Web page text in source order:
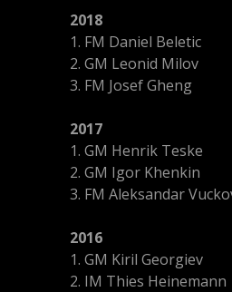
2018
1. FM Daniel Beletic
2. GM Leonid Milov
3. FM Josef Gheng
2017
1. GM Henrik Teske
2. GM Igor Khenkin
3. FM Aleksandar
2016
1. GM Kiril Georgiev
2. IM Thies Heinemann